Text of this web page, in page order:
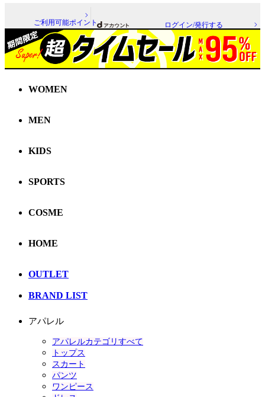
ご利用可能ポイント ログイン/発行する
WOMEN
MEN
KIDS
SPORTS
COSME
HOME
OUTLET
BRAND LIST
アパレル
アパレルカテゴリすべて
トップス
スカート
パンツ
ワンピース